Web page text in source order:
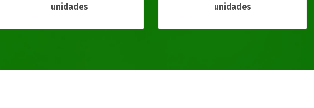
unidades
unidades